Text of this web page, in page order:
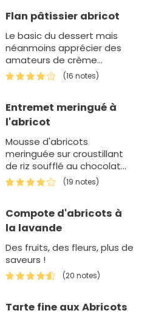
Flan pâtissier abricot
Le basic du dessert mais
néanmoins apprécier des
amateurs de crème
pâtissière.
(16 notes)
Entremet meringué à
l'abricot
Mousse d'abricots
meringuée sur croustillant
de riz soufflé au chocolat
blanc.
(19 notes)
Compote d'abricots à
la lavande
Des fruits, des fleurs, plus de
saveurs !
(20 notes)
Tarte fine aux Abricots